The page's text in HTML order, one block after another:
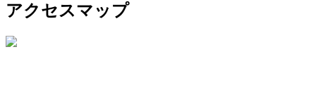
アクセスマップ